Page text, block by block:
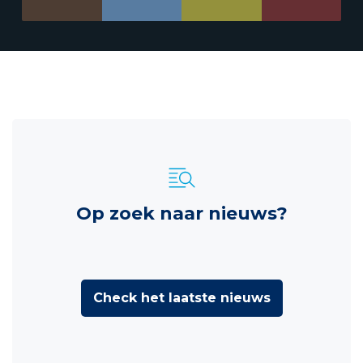
Op zoek naar nieuws?
Check het laatste nieuws